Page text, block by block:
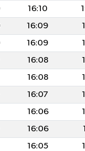
16:10
16:09
16:09
16:08
16:08
16:07
16:06
16:06
16:05